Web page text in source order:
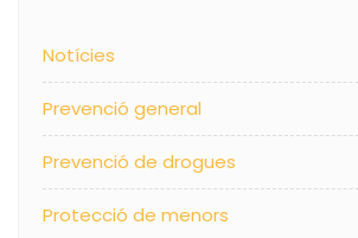
Notícies
Prevenció general
Prevenció de drogues
Protecció de menors